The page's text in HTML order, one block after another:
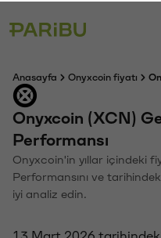
Anasayfa Onyxcoin fiyatı
Onyxcoin (XCN)
Performansı
Onyxcoin'in yıllar içindeki
Performansını ve
iyi analiz edin.
13 Mart 2026